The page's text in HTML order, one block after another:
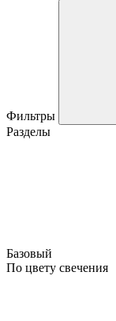
Фильтры
Разделы
Базовый
По цвету свечения